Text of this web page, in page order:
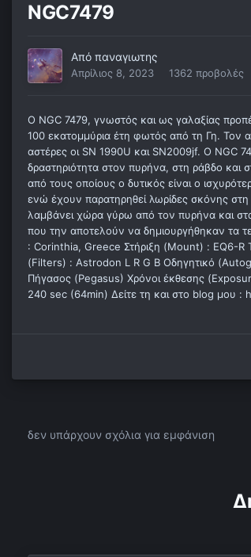
NGC7479
Από παναγιωτης
Απρίλιος 8, 2023 1362 προβολές
Ο NGC 7479, γνωστός και ως γαλαξίας
100 εκατομμύρια έτη φωτός από τη Γη. Τον
αστέρες οι SN 1990U και SN2009jf. Ο NGC
δραστηριότητα στον πυρήνα, στη ράβδο και
από τους οποίους ο δυτικός είναι ο
ενώ έχουν παρατηρηθεί λωρίδες σκόνης
λαμβάνει χώρα γύρω από τον πυρήνα και
που την αποτελούν να δημιουργήθηκαν τα
: Corinthia, Greece Στήριξη (Mount) : EQ6-
(Filters) : Astrodon L R G B Οδηγητικό
Πήγασος (Pegasus) Χρόνοι έκθεσης
240 sec (64min) Δείτε τη και στο blog
δεν υπάρχουν σχόλια για εμφάνιση